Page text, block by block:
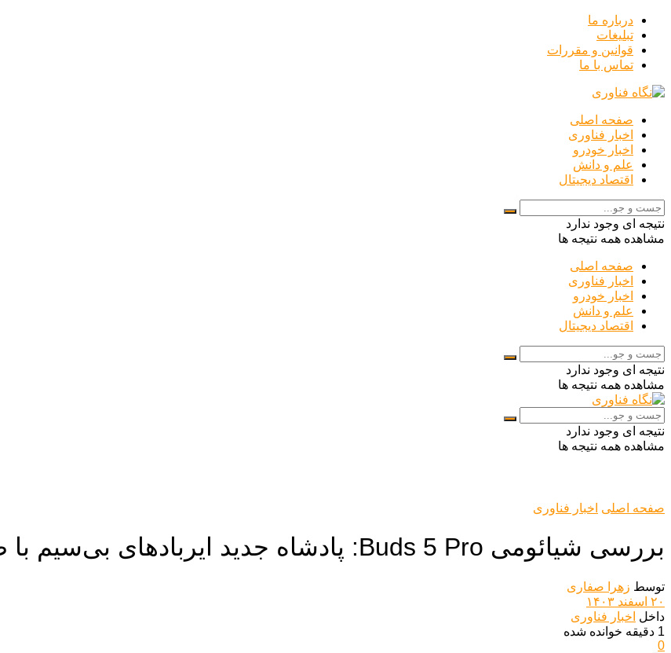
درباره ما
تبلیغات
قوانین و مقررات
تماس با ما
صفحه اصلی
اخبار فناوری
اخبار خودرو
علم و دانش
اقتصاد دیجیتال
نتیجه ای وجود ندارد
مشاهده همه نتیجه ها
صفحه اصلی
اخبار فناوری
اخبار خودرو
علم و دانش
اقتصاد دیجیتال
نتیجه ای وجود ندارد
مشاهده همه نتیجه ها
نتیجه ای وجود ندارد
مشاهده همه نتیجه ها
صفحه اصلی اخبار فناوری
بررسی شیائومی Buds 5 Pro: پادشاه جدید ایربادهای بی‌سیم با صدایی فراتر از انتظار
توسط زهرا صفاری
۲۰ اسفند ۱۴۰۳
داخل اخبار فناوری
1 دقیقه خوانده شده
0